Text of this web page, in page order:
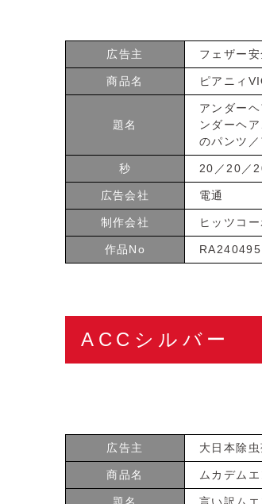
広告主 フェザー
商品名 ピアニィ
題名
アンダー
ンダーヘ
のパンツ
秒 20／20／
広告会社 電通
制作会社 ヒッツコ
作品No RA240495
ACCシルバー
広告主 大日本除虫
商品名 ムカデム